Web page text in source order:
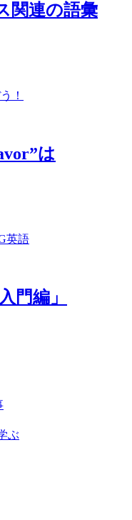
関連の語彙
！
”は
英語
門編」
ぶ